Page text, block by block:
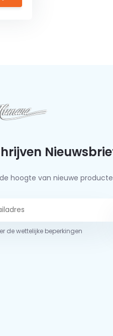
hoogte van nieuwe
de wettelijke beperkingen